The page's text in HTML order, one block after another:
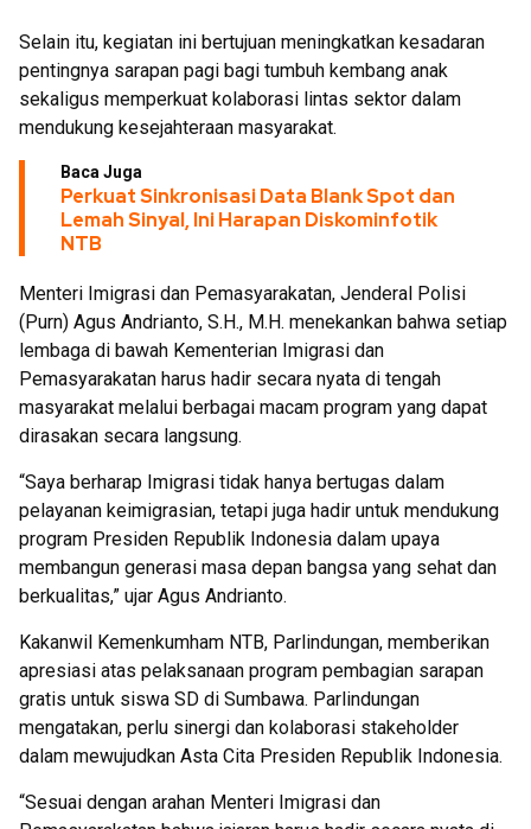
Selain itu, kegiatan ini bertujuan meningkatkan kesadaran
pentingnya sarapan pagi bagi tumbuh kembang anak
sekaligus memperkuat kolaborasi lintas sektor dalam
mendukung kesejahteraan masyarakat.
Baca Juga
Perkuat Sinkronisasi Data Blank Spot dan
Lemah Sinyal, Ini Harapan Diskominfotik
NTB
Menteri Imigrasi dan Pemasyarakatan, Jenderal Polisi
(Purn) Agus Andrianto, S.H., M.H. menekankan bahwa setiap
lembaga di bawah Kementerian Imigrasi dan
Pemasyarakatan harus hadir secara nyata di tengah
masyarakat melalui berbagai macam program yang dapat
dirasakan secara langsung.
“Saya berharap Imigrasi tidak hanya bertugas dalam
pelayanan keimigrasian, tetapi juga hadir untuk mendukung
program Presiden Republik Indonesia dalam upaya
membangun generasi masa depan bangsa yang sehat dan
berkualitas,” ujar Agus Andrianto.
Kakanwil Kemenkumham NTB, Parlindungan, memberikan
apresiasi atas pelaksanaan program pembagian sarapan
gratis untuk siswa SD di Sumbawa. Parlindungan
mengatakan, perlu sinergi dan kolaborasi stakeholder
dalam mewujudkan Asta Cita Presiden Republik Indonesia.
“Sesuai dengan arahan Menteri Imigrasi dan